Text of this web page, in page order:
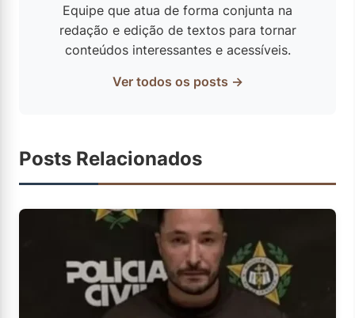
Equipe que atua de forma conjunta na
redação e edição de textos para tornar
conteúdos interessantes e acessíveis.
Ver todos os posts →
Posts Relacionados